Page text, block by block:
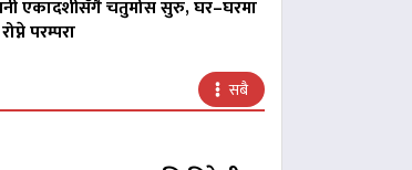
एकादशीसँगै चतुर्मास सुरु, घर–घरमा
परम्परा
सबै